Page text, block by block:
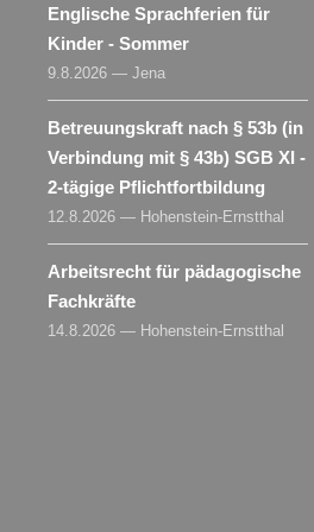
Englische Sprachferien für
Kinder - Sommer
9.8.2026 — Jena
Betreuungskraft nach § 53b (in
Verbindung mit § 43b) SGB XI -
2-tägige Pflichtfortbildung
12.8.2026 — Hohenstein-Ernstthal
Arbeitsrecht für pädagogische
Fachkräfte
14.8.2026 — Hohenstein-Ernstthal